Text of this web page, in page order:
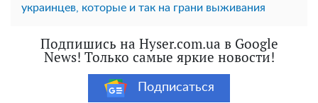
украинцев, которые и так на грани выживания
Подпишись на Hyser.com.ua в Google
News! Только самые яркие новости!
Подписаться